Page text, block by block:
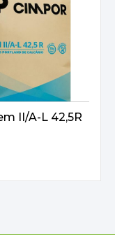
II/A-L 42,5R